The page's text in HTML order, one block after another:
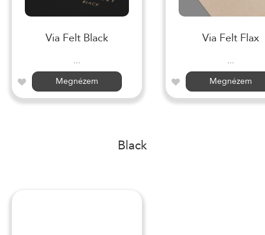
Via Felt Black
...
Megnézem
Via Felt Flax
...
Megnézem
Black